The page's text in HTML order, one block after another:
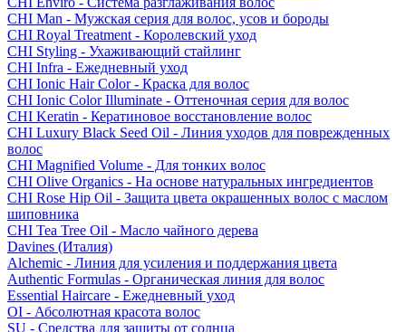
CHI Man - Мужская серия для волос, усов и бороды
CHI Royal Treatment - Королевский уход
CHI Styling - Ухаживающий стайлинг
CHI Infra - Ежедневный уход
CHI Ionic Hair Color - Краска для волос
CHI Ionic Color Illuminate - Оттеночная серия для волос
CHI Keratin - Кератиновое восстановление волос
CHI Luxury Black Seed Oil - Линия уходов для поврежденных
волос
CHI Magnified Volume - Для тонких волос
CHI Olive Organics - На основе натуральных ингредиентов
CHI Rose Hip Oil - Защита цвета окрашенных волос с маслом
шиповника
CHI Tea Tree Oil - Масло чайного дерева
Davines (Италия)
Alchemic - Линия для усиления и поддержания цвета
Authentic Formulas - Органическая линия для волос
Essential Haircare - Eжедневный уход
OI - Абсолютная красота волос
SU - Средства для защиты от солнца